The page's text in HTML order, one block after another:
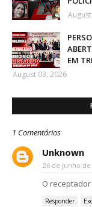
EM
August 03, 2026
1 Comentários
Unknown
26 de junho de
O receptador
Responder